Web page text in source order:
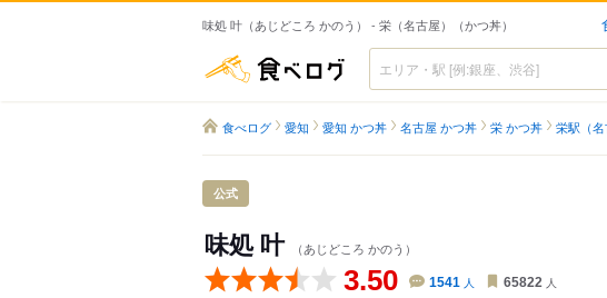
味処 叶（あじどころ かのう） - 栄（名古屋）（かつ丼）
食べログ
食べログ 愛知 愛知 かつ丼 名古屋 かつ丼 栄 かつ丼 栄駅（
公式
味処 叶 （あじどころ かのう）
3.50 1541 人 65822 人